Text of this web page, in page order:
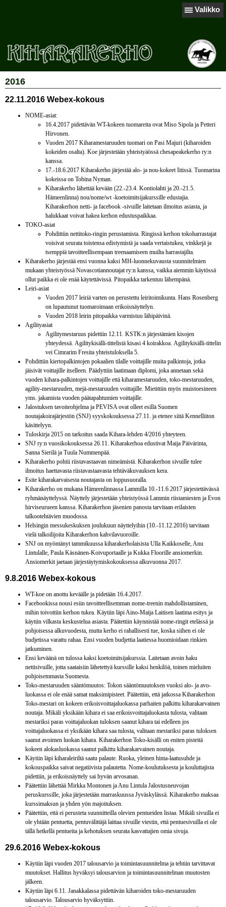
Valikko
2016
22.11.2016 Webex-kokous
NOME-asiat:
16.4.2017 pidettävän WT-kokeen tuomareita ovat Miso Sipola ja Petteri
Hirvonen.
Vuoden 2017 Kiharamestaruuden tuomari on Pasi Majuri (kiharoiden
kokeiden osalta). Koe järjestetään yhteistyäössä chesapeakekerho ry:n
kanssa.
17.-18.6.2017 Kiharakerho järjestää alo- ja nou-kokeet Iitissä. Tuomarina
kokeissa on Tobina Nyman.
Kiharakerho lähettää kevään (22.-23.4. Kontiolahti ja 20.-21.5.
Hämeenlinna) nou/nome/wt -koetoimitsijakurssille edustajia.
Kiharakerhon netti- ja facebook -sivuille laitetaan ilmoitus asiasta, ja
halukkaat voivat hakea kerhon edustuspaikkaa.
TOKO-asiat
Pohdittiin nettitoko-ringin perustamista. Ringissä kerhon tokoharrastajat
voisivat seurata toistensa edistymistä ja saada vertaistukea, vinkkejä ja
tsemppiä tavoitteellisempaan treenaamiseen muilta harrastajilta.
Kiharakerho järjestää ensi vuonna kaksi MH-luonnekuvausta suunnitelmien
mukaan yhteistyössä Novascotiannoutajat ry:n kanssa, vaikka aiemmin käytössä
ollut paikka ei ole enää käytettävissä. Pitopaikka tarkentuu lähempänä.
Leiri-asiat
Vuoden 2017 leiriä varten on perustettu leiritoimikunta. Hans Rosenberg
on lupautunut tuomaroimaan erikoisnäyttelyn.
Vuoden 2018 leirin pitopaikka varmistuu lähipäivinä.
Agilityasiat
Agilitymestaruus pidettiin 12.11. KSTK:n järjestämien kisojen
yhteydessä. Agilitykisälli-tittelistä kisasi 4 koirakkoa. Agilitykisälli-tittelin
vei Cimrarim Fresita yhteistuloksella 5.
Pohdittiin kiertopalkintojen pokaalien tilalle voittajille muita palkintoja, jotka
jäisivät voittajille itselleen. Päädyttiin laatimaan diplomi, joka annetaan sekä
vuoden kihara-palkintojen voittajille että kiharamestaruuden, toko-mestaruuden,
agility-mestaruuden, mejä-mestaruuden voittajille. Mietittiin myös muistoesineen
yms. jakamista vuoden päätapahtumien voittajille.
Jalostuksen tavoiteohjelma ja PEVISA ovat olleet esillä Suomen
noutajakoirajärjestön (SNJ) syyskokouksessa 27.11. ja etenee siitä Kennelliiton
käsittelyyn.
Tuloskirja 2015 on tarkoitus saada Kihara-lehden 4/2016 yhteyteen.
SNJ ry:n vuosikokouksessa 26.11. Kiharakerhoa edustivat Maija Päivärinta,
Sanna Sierilä ja Tuula Nummenpää.
Kiharakerho pohtii riistavastaavan nimeämistä. Kiharakerhon sivuille tulee
ilmoitus haettavasta riistavastaavasta tehtäväkuvauksen kera.
Esite kiharakarvaisesta noutajasta on loppusuoralla.
Kiharakerho on mukana Hämeenlinnassa Lammilla 10.-11.6.2017 järjestettävässä
ryhmänäyttelyssä. Näyttely järjestetään yhteistyössä Lammin riistamiesten ja Evon
hirviseurueen kanssa. Kiharakerhon jäsenien panosta tarvitaan erilaisten
talkootehtävien muodossa.
Helsingin messukeskuksen joulukuun näyttelyihin (10.-11.12.2016) tarvitaan
vielä talkoilijoita Kiharakerhon kahvilavuoroille.
SNJ on myöntänyt tammikuussa kiharakerholaisista Ulla Kaikkoselle, Anu
Lintulalle, Paula Käsnänen-Koivuportaalle ja Kukka Floorille ansiomerkin.
Ansiomerkit jaetaan järjestäytymiskokouksessa alkuvuonna 2017.
9.8.2016 Webex-kokous
WT-koe on anottu keväälle ja pidetään 16.4.2017.
Facebookissa nousi esiin tavoitteellisemman nome-treenin mahdollistaminen,
mihin toivottiin kerhon tukea. Käytiin läpi Aino-Maija Laitisen laatima esitys ja
käytiin vilkasta keskustelua asiasta. Päätettiin käynnistää nome-ringit etelässä ja
pohjoisessa alkuvuodesta, mutta kerho ei rahallisesti tue, koska siihen ei ole
budjetissa varattu rahaa. Ensi vuoden budjettia laatiessa huomioidaan rinkien
jatkuminen.
Ensi keväänä on tulossa kaksi koetoimitsijakurssia. Laitetaan avoin haku
nettisivuille, jotta saataisiin lähetettyä kurssille kaksi henkilöä, toinen mieluiten
pohjoisemmasta Suomesta.
Toko-mestaruuden sääntömuutos: Tokon sääntömuutoksen vuoksi alo- ja avo-
luokassa ei ole enää samat maksimipisteet. Päätettiin, että jatkossa Kiharakerhon
Toko-mestari on kokeen erikoisvoittajaluokassa parhaiten palkittu kiharakarvainen
noutaja. Mikäli yksikään kihara ei saa erikoisvoittajaluokasta tulosta, valitaan
mestariksi paras voittajaluokan tuloksen saanut kihara tai edelleen jos
voittajaluokassa ei yksikään kihara saa tulosta, valitaan mestariksi paras tuloksen
saanut avoimen luokan kihara. Kiharakerhon Toko-kisälli on eniten pisteitä
kokeen alokasluokassa saanut palkittu kiharakarvainen noutaja.
Käytiin läpi kiharaleiriltä saatu palaute. Ruoka, yleinen hinta-laatusuhde ja
kokouspaikka saivat negatiivista palautetta. Nome-koulutuksesta ja kouluttajista
pidettiin, ja erikoisnäyttely sai hyvän arvosanan.
Päätettiin lähettää Mirkka Montonen ja Anu Lintula Jalostusneuvojan
peruskurssille, joka järjestetään marraskuussa Jyväskylässä. Kiharakerho maksaa
kurssimaksun ja yhden yön majoituksen.
Päätettiin, että ei perusteta suunnitteilla olevien pentueiden listaa. Mikäli sivuilla ei
ole yhtään pentuetta, pentuvälittäjä laittaa sivuille viestin, että pentuesivuilla ei ole
tällä hetkellä pentueita ja kehotuksen seurata kasvattajien omia sivuja.
29.6.2016 Webex-kokous
Käytiin läpi vuoden 2017 talousarvio ja toimintasuunnitelma ja tehtiin tarvittavat
muutokset. Hallitus hyväksyi talousarvion ja toimintasuunnitelman muutosten
jälkeen.
Käytiin läpi 6.11. Janakkalassa pidettävän kiharoiden toko-mestaruuden
talousarvio. Talousarvio hyväksyttiin.